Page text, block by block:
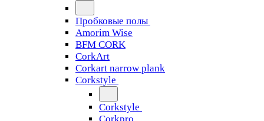
Пробковые полы
Amorim Wise
BFM CORK
CorkArt
Corkart narrow plank
Corkstyle
Corkstyle